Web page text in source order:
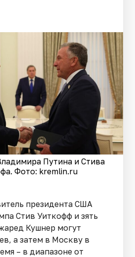
Путина и Стива
Фото: kremlin.ru
президента США
Стив Уиткофф и зять
Кушнер могут
а затем в Москву в
– в диапазоне от